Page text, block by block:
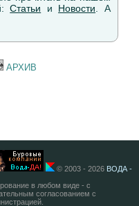
Статьи и Новости . А
АРХИВ
© 2003 - 2026 ВОДА -
в любом виде - с
согласованием с